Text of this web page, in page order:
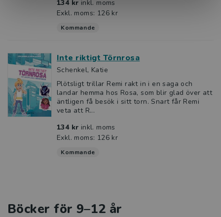
134 kr inkl. moms
Exkl. moms: 126 kr
Kommande
Inte riktigt Törnrosa
Schenkel, Katie
Plötsligt trillar Remi rakt in i en saga och
landar hemma hos Rosa, som blir glad över att
äntligen få besök i sitt torn. Snart får Remi
veta att R...
134 kr inkl. moms
Exkl. moms: 126 kr
Kommande
Böcker för 9–12 år